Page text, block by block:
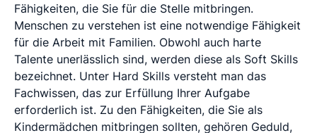
Fähigkeiten, die Sie für die Stelle mitbringen.
Menschen zu verstehen ist eine notwendige Fähigkeit
für die Arbeit mit Familien. Obwohl auch harte
Talente unerlässlich sind, werden diese als Soft Skills
bezeichnet. Unter Hard Skills versteht man das
Fachwissen, das zur Erfüllung Ihrer Aufgabe
erforderlich ist. Zu den Fähigkeiten, die Sie als
Kindermädchen mitbringen sollten, gehören Geduld,